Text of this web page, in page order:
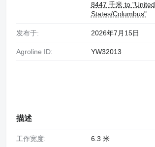
8447 千米 to "United
States/Columbus"
发布于: 2026年7月15日
Agroline ID: YW32013
描述
工作宽度: 6.3 米